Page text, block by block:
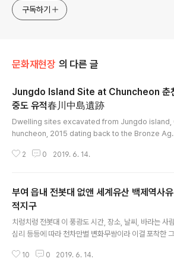
approach will be to resist any common
generalized viewpoint
구독하기
문화재현장 의 다른 글
Jungdo Island Site at Chuncheon 춘
중도 유적春川中島遺跡
Dwelling sites excavated from Jungdo island,
huncheon, 2015 dating back to the Bronze
ngdo Island A large building site at the same sit
2 0 2019. 6. 14.
부여 읍내 전봇대 없앤 세계유산 백제역사유
적지구
치렁치렁 전봇대 이 풍광도 시간, 장소, 날씨, 바라는 사
심리 등등에 따라 천차만별 변화무쌍이라 이걸 포착한 그
평온이 혹 사진에조 베어나는지 모르겠다. 전봇대는
10 0 2019. 6. 14.